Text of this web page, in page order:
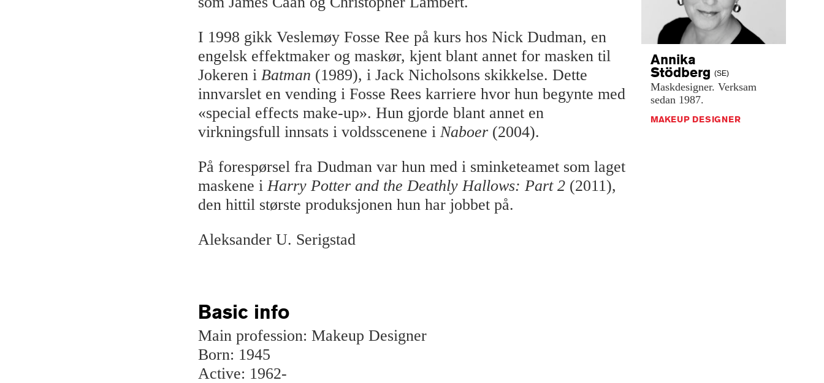
I 1998 gikk Veslemøy Fosse Ree på kurs hos Nick Dudman, en
engelsk effektmaker og maskør, kjent blant annet for masken til
Jokeren i Batman (1989), i Jack Nicholsons skikkelse. Dette
innvarslet en vending i Fosse Rees karriere hvor hun begynte med
«special effects make-up». Hun gjorde blant annet en
virkningsfull innsats i voldsscenene i Naboer (2004).
På forespørsel fra Dudman var hun med i sminketeamet som laget
maskene iHarry Potter and the Deathly Hallows: Part 2 (2011),
den hittil største produksjonen hun har jobbet på.
Aleksander U. Serigstad
Basic info
Main profession: Makeup Designer
Born: 1945
Active: 1962-
Annika
Stödberg (SE)
Maskdesigner. Verksam
sedan 1987.
MAKEUP DESIGNER